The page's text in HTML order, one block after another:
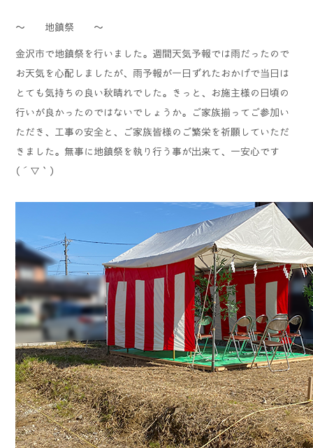
～ 地鎮祭 ～
金沢市で地鎮祭を行いました。週間天気予報では雨だったので
お天気を心配しましたが、雨予報が一日ずれたおかげで当日は
とても気持ちの良い秋晴れでした。きっと、お施主様の日頃の
行いが良かったのではないでしょうか。ご家族揃ってご参加い
ただき、工事の安全と、ご家族皆様のご繁栄を祈願していただ
きました。無事に地鎮祭を執り行う事が出来て、一安心です
(´▽｀)